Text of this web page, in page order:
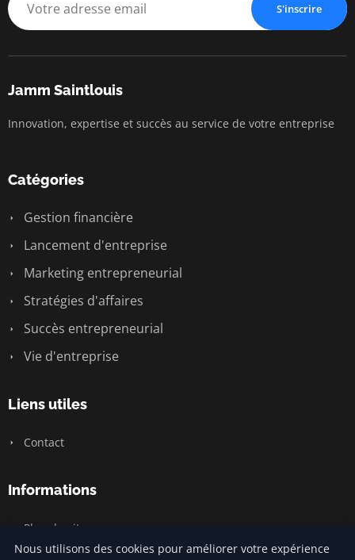
S'inscrire
Jamm Saintlouis
Innovation, expertise et succès au service de votre entreprise
Catégories
Gestion financière
Lancement d'entreprise
Marketing entrepreneurial
Stratégies d'affaires
Succès entrepreneurial
Vie d'entreprise
Liens utiles
Contact
Informations
Plan du site
Nous utilisons des cookies pour améliorer votre expérience